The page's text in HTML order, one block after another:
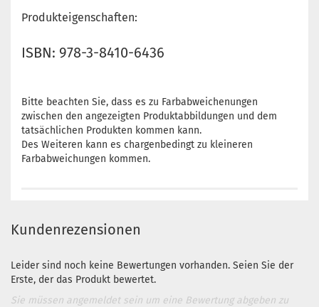
Produkteigenschaften:
ISBN: 978-3-8410-6436
Bitte beachten Sie, dass es zu Farbabweichenungen
zwischen den angezeigten Produktabbildungen und dem
tatsächlichen Produkten kommen kann.
Des Weiteren kann es chargenbedingt zu kleineren
Farbabweichungen kommen.
Kundenrezensionen
Leider sind noch keine Bewertungen vorhanden. Seien Sie der
Erste, der das Produkt bewertet.
Sie müssen angemeldet sein um eine Bewertung abgeben zu